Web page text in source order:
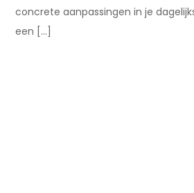
concrete aanpassingen in je
een […]